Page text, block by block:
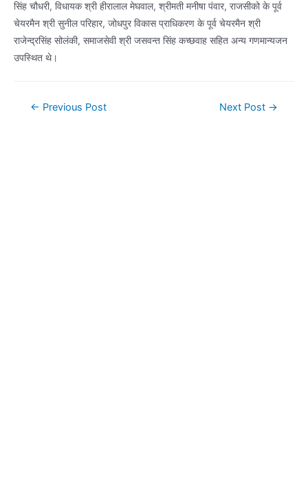
सिंह चौधरी, विधायक श्री हीरालाल मेघवाल, श्रीमती मनीषा पंवार, राजसीको के पूर्व
चेयरमैन श्री सुनील परिहार, जोधपुर विकास प्राधिकरण के पूर्व चेयरमैन श्री
राजेन्द्रसिंह सोलंकी, समाजसेवी श्री जसवन्त सिंह कच्छवाह सहित अन्य गणमान्यजन
उपस्थित थे।
Post← Previous Post Next Post →